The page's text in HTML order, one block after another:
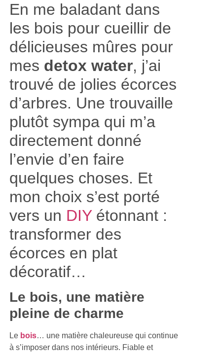
En me baladant dans
les bois pour cueillir de
délicieuses mûres pour
mes detox water, j’ai
trouvé de jolies écorces
d’arbres. Une trouvaille
plutôt sympa qui m’a
directement donné
l’envie d’en faire
quelques choses. Et
mon choix s’est porté
vers un DIYétonnant :
transformer des
écorces en plat
décoratif…
Le bois, une matière
pleine de charme
Le bois… une matière chaleureuse qui continue
à s’imposer dans nos intérieurs. Fiable et